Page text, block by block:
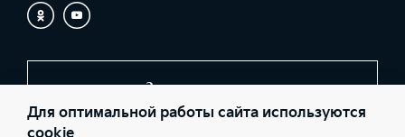
Заказать звонок
Для оптимальной работы сайта используются
cookie